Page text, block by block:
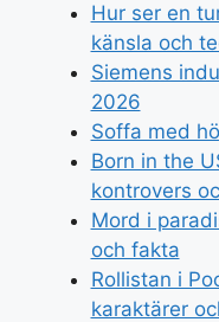
Hur ser en
känsla och
Siemens
2026
Soffa med
Born in the
kontrovers
Mord i
och fakta
Rollistan i
karaktärer